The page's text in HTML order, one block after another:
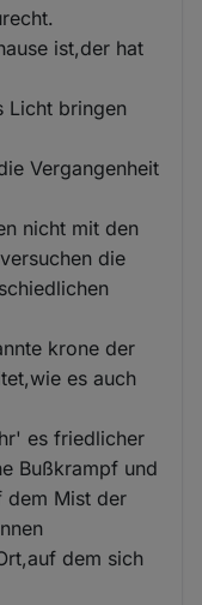
ist,der hat
Licht bringen
Vergangenheit
nicht mit den
die
krone der
es auch
es friedlicher
Bußkrampf und
dem Mist der
dem sich